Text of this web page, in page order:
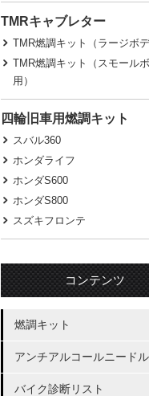
TMRキャブレター
TMR燃調キット（ラージボデ
TMR燃調キット（スモール
用）
四輪旧車用燃調キット
スバル360
ホンダライフ
ホンダS600
ホンダS800
スズキフロンテ
コンテンツ
燃調キット
アンチアルコールニードル
バイク診断リスト